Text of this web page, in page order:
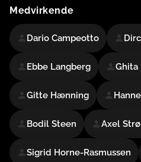
Medvirkende
Dario Campeotto
Ebbe Langberg Ghita
Gitte Hænning
Bodil Steen Axel
Sigrid Horne-Rasmussen